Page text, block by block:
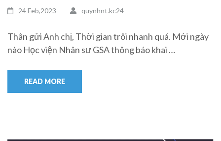
24 Feb,2023 quynhnt.kc24
Thân gửi Anh chị, Thời gian trôi nhanh quá. Mới ngày
nào Học viện Nhân sư GSA thông báo khai …
READ MORE